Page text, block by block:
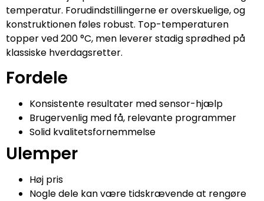
temperatur. Forudindstillingerne er overskuelige, og
konstruktionen føles robust. Top-temperaturen
topper ved 200 °C, men leverer stadig sprødhed på
klassiske hverdagsretter.
Fordele
Konsistente resultater med sensor-hjælp
Brugervenlig med få, relevante programmer
Solid kvalitetsfornemmelse
Ulemper
Høj pris
Nogle dele kan være tidskrævende at rengøre